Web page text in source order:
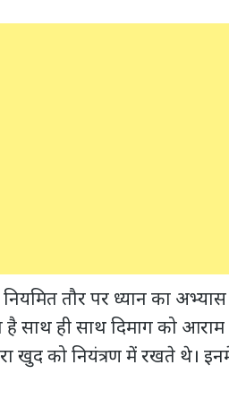
तौर पर ध्‍यान का
साथ ही साथ दिमाग को आराम
खुद को नियंत्रण में रखते थे। इनमे